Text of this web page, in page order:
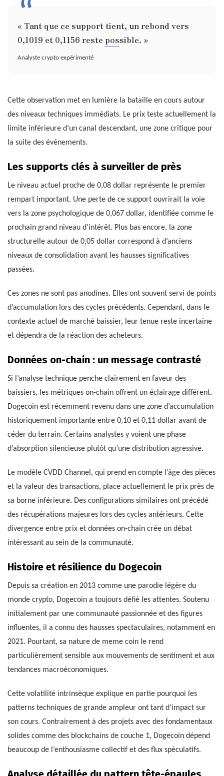
« Tant que ce support tient, un rebond vers
0,1019 et 0,1156 reste possible. »
Analyste crypto expérimenté
Cette observation met en lumière la bataille en cours autour
des niveaux techniques immédiats. Le prix teste actuellement la
limite inférieure d’un canal descendant, une zone critique pour
la suite des événements.
Les supports clés à surveiller de près
Le niveau actuel proche de 0,08 dollar représente le premier
rempart important. Une perte de ce support ouvrirait la voie
vers la zone psychologique de 0,067 dollar, identifiée comme le
prochain grand niveau d’intérêt. Plus bas encore, la zone
structurelle autour de 0,05 dollar correspond à d’anciens
niveaux de consolidation avant les hausses significatives
passées.
Ces zones ne sont pas anodines. Elles ont souvent servi de points
d’accumulation lors des cycles précédents. Cependant, dans le
contexte actuel de marché baissier, leur tenue reste incertaine
et dépendra de la réaction des acheteurs.
Données on-chain : un message contrasté
Si l’analyse technique penche clairement en faveur des
baissiers, les métriques on-chain offrent un éclairage différent.
Dogecoin est récemment revenu dans une zone d’accumulation
historiquement importante entre 0,10 et 0,11 dollar avant de
céder du terrain. Certains analystes y voient une phase
d’absorption silencieuse plutôt qu’une distribution agressive.
Le modèle CVDD Channel, qui prend en compte l’âge des pièces
et la valeur des transactions, place actuellement le prix près de
sa borne inférieure. Des configurations similaires ont précédé
des récupérations majeures lors des cycles antérieurs. Cette
divergence entre prix et données on-chain crée un débat
intéressant au sein de la communauté.
Histoire et résilience du Dogecoin
Depuis sa création en 2013 comme une parodie légère du
monde crypto, Dogecoin a toujours défié les attentes. Soutenu
initialement par une communauté passionnée et des figures
influentes, il a connu des hausses spectaculaires, notamment en
2021. Pourtant, sa nature de meme coin le rend
particulièrement sensible aux mouvements de sentiment et aux
tendances macroéconomiques.
Cette volatilité intrinsèque explique en partie pourquoi les
patterns techniques de grande ampleur ont tant d’impact sur
son cours. Contrairement à des projets avec des fondamentaux
solides comme des blockchains de couche 1, Dogecoin dépend
beaucoup de l’enthousiasme collectif et des flux spéculatifs.